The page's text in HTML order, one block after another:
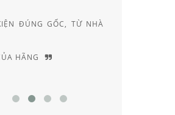
RIÊNG, ĐẦY AM HIỂU VÀ
CHUYÊN SÂU